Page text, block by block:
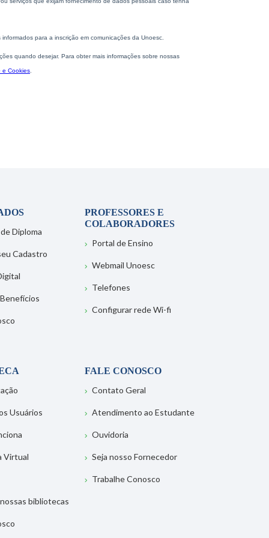
Diploma
Cadastro
PROFESSORES E
COLABORADORES
Portal de Ensino
Webmail Unoesc
Telefones
Configurar rede Wi-fi
Usuários
Virtual
bibliotecas
FALE CONOSCO
Contato Geral
Atendimento ao Estudante
Ouvidoria
Seja nosso Fornecedor
Trabalhe Conosco